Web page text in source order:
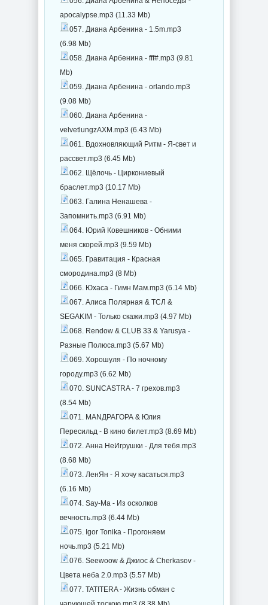
apocalypse.mp3 (11.33 Mb)
057. Диана Арбенина - 1.5m.mp3
(6.98 Mb)
058. Диана Арбенина - fff#.mp3 (9.81
Mb)
059. Диана Арбенина - orlando.mp3
(9.08 Mb)
060. Диана Арбенина -
velvetlungzAXM.mp3 (6.43 Mb)
061. Вдохновляющий Ритм - Я-свет и
рассвет.mp3 (6.45 Mb)
062. Щёлочь - Циркониевый
браслет.mp3 (10.17 Mb)
063. Галина Ненашева -
Запомнить.mp3 (6.91 Mb)
064. Юрий Ковешников - Обними
меня скорей.mp3 (9.59 Mb)
065. Гравитация - Красная
смородина.mp3 (8 Mb)
066. Юхаса - Гимн Мам.mp3 (6.14 Mb)
067. Алиса Полярная & ТСЛ &
SEGAKIM - Только скажи.mp3 (4.97 Mb)
068. Rendow & CLUB 33 & Yarusya -
Разные Полюса.mp3 (5.67 Mb)
069. Хорошуля - По ночному
городу.mp3 (6.62 Mb)
070. SUNCASTRA - 7 грехов.mp3
(8.54 Mb)
071. МАNДРАГОРА & Юлия
Пересильд - В кино билет.mp3 (8.69 Mb)
072. Анна НеИгрушки - Для тебя.mp3
(8.68 Mb)
073. ЛенЯн - Я хочу касаться.mp3
(6.16 Mb)
074. Say-Ma - Из осколков
вечность.mp3 (6.44 Mb)
075. Igor Tonika - Прогоняем
ночь.mp3 (5.21 Mb)
076. Seewoow & Джиос & Cherkasov -
Цвета неба 2.0.mp3 (5.57 Mb)
077. TATITERA - Жизнь обман с